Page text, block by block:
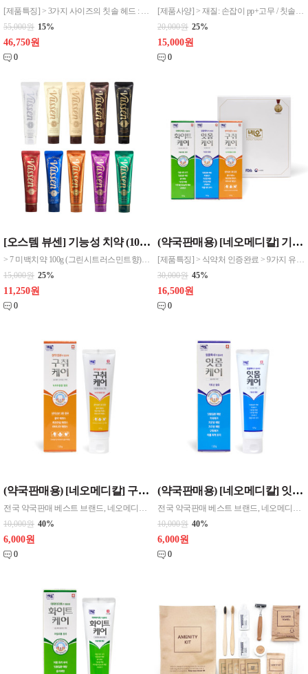
[제품특징] > 3가지 사이즈의 칫솔 헤드 : 라이트, 더블와이드, 울트라 > 소프트 & 하드 2종 칫솔모 : 안쪽의 단단한 모, 바깥쪽의 부드러운 미세모로 치아와 잇몸 종합 케어 > 세정력을 높이는 칫솔 단차 : 상층모와 하층모로 나뉘어 구석구석 꼼꼼한 세정 > 치아 표면은 물론, 치간, 치주포켓까지 케어하는 칫솔 > 칫솔 보호캡 포함으로 위생과
55,000원 15%
46,750원
0
[제품사양] > 재질: 손잡이 pp+고무 / 칫솔모 PBT / 보호캡: PP > 내열온도: 80℃ [제품특징] > 3가지 사이즈의 칫솔 헤드 : 라이트, 더블와이드, 울트라 > 소프트 & 하드 칫솔모 : 안쪽의 단단한 모, 바깥쪽의 부드러운 미세모로 치아와 잇몸 종합 케어 > 세정력을 높이는 칫솔모 단차 : 상층모와 하층모로 나뉘어 구석구석 꼼꼼한
20,000원 25%
15,000원
0
[오스템 뷰센] 기능성 치약 (10종 선택)
> 7 미백치약 100g (그린시트러스민트향) > 15 치아미백제 80g (플로랄민트향) > 28 치아미백제 80g (플로랄민트향) > 30 치아미백제 80g (클로브민트향) > H 프리미엄치약 120g > S 시린이케어치약 120g (후레쉬민트향) > C 충치케어치약 120g (아쿠아민트향) > G 잇몸케어치약 120g (클린포레스
15,000원 25%
11,250원
0
(약국판매용) [네오메디칼] 기능성 치약 3종세트 (화이트케어120g+잇몸케어120g+구취케어120g)
[제품특징] > 식약처 인증완료 > 9가지 유해성분 무첨가 (PHMG, C/MIT, 트리클로산, 파라벤 등) *네오케어 화이트 치약 > 아파타이트 성분으로 치아에 착색된 색소 및 세균을 흡착 제거하여 화이트닝 극대화 > 침강탄산칼슘/키토산 함유로 각종 잇몸질환 예방 > 불소 대신 자일리톨 첨가로 구취제거 > 유칼리유(유칼립투스 어린잎) 첨가로
30,000원 45%
16,500원
0
(약국판매용) [네오메디칼] 구취케어 기능성 치약 120g
전국 약국판매 베스트 브랜드, 네오메디컬 [제품사양] > 내용량 : 120g > 구성: 구취케어 치약 1개 [제품특징] > 식약처 인증완료 > 9가지 유해성분 무첨가 (PHMG, C/MIT, 트리클로산, 파라벤 등) *네오케어 구취 치약 > 생약성분 3종 함유 (물약, 캐모마일, 라타니아 에센스) - 물약 에센스: 향균 및 항염작용
10,000원 40%
6,000원
0
(약국판매용) [네오메디칼] 잇몸케어 기능성 치약 120g
전국 약국판매 베스트 브랜드, 네오메디칼의 검증된 기능성 치약! [제품사양] > 내용량 : 120g > 구성: 잇몸케어 치약 1개 [제품특징] > 식약처 인증완료 > 9가지 유해성분 무첨가 (PHMG, C/MIT, 트리클로산, 파라벤 등) *네오케어 잇몸 치약 > 침강탄칼슘/키토산 함유로 각종 잇몸질환 예방 효과 > 프로폴리스 추출물
10,000원 40%
6,000원
0